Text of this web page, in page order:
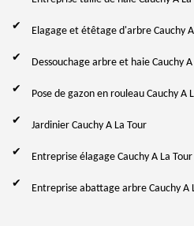
Elagage et étêtage d'arbre Cauchy
Dessouchage arbre et haie Cauchy
Pose de gazon en rouleau Cauchy A
Jardinier Cauchy A La Tour
Entreprise élagage Cauchy A La Tour
Entreprise abattage arbre Cauchy A